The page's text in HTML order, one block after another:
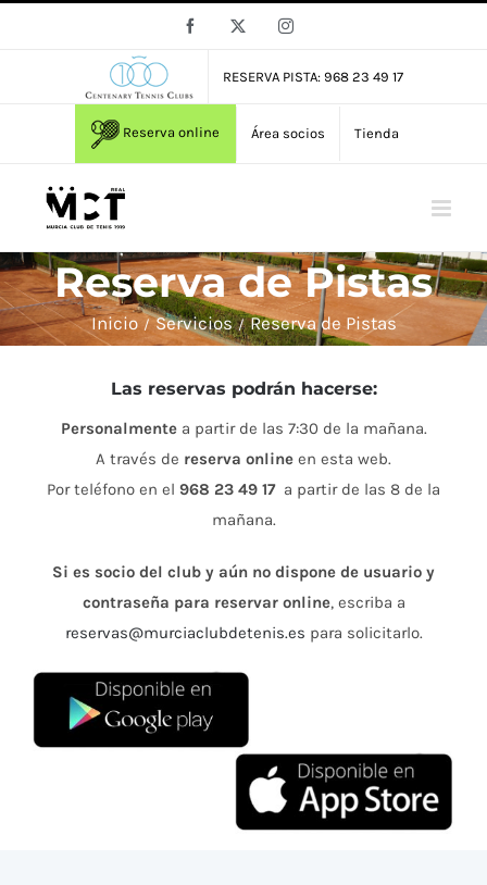
Facebook Instagram
RESERVA PISTA: 968 23 49 17
Reserva online Área socios Tienda
Reserva de Pistas
Inicio Servicios Reserva de Pistas
Las reservas podrán hacerse:
Personalmentea partir de las 7:30 de la mañana.
A través de reserva online en esta web.
Por teléfono en el 968 23 49 17 a partir de las 8 de la
mañana.
Si es socio del club y aún no dispone de usuario y
contraseña para reservar online, escriba a
reservas@murciaclubdetenis.es para solicitarlo.